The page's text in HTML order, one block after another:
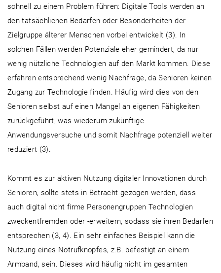
schnell zu einem Problem führen: Digitale Tools werden an
den tatsächlichen Bedarfen oder Besonderheiten der
Zielgruppe älterer Menschen vorbei entwickelt (3). In
solchen Fällen werden Potenziale eher gemindert, da nur
wenig nützliche Technologien auf den Markt kommen. Diese
erfahren entsprechend wenig Nachfrage, da Senioren keinen
Zugang zur Technologie finden. Häufig wird dies von den
Senioren selbst auf einen Mangel an eigenen Fähigkeiten
zurückgeführt, was wiederum zukünftige
Anwendungsversuche und somit Nachfrage potenziell weiter
reduziert (3).
Kommt es zur aktiven Nutzung digitaler Innovationen durch
Senioren, sollte stets in Betracht gezogen werden, dass
auch digital nicht firme Personengruppen Technologien
zweckentfremden oder -erweitern, sodass sie ihren Bedarfen
entsprechen (3, 4). Ein sehr einfaches Beispiel kann die
Nutzung eines Notrufknopfes, z.B. befestigt an einem
Armband, sein. Dieses wird häufig nicht im gesamten